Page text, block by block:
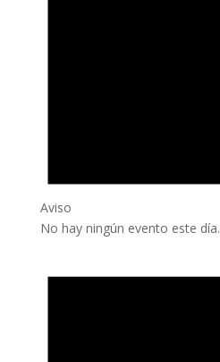
Aviso
No hay ningún evento este día.